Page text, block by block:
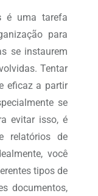
é uma tarefa
para
se instaurem
Tentar
eficaz a partir
se
evitar isso, é
relatórios de
você
tipos de
documentos,